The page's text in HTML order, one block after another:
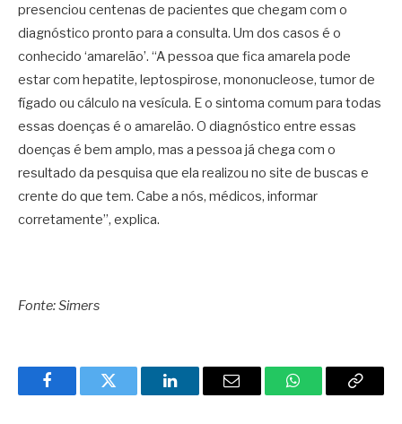
presenciou centenas de pacientes que chegam com o
diagnóstico pronto para a consulta. Um dos casos é o
conhecido ‘amarelão’. “A pessoa que fica amarela pode
estar com hepatite, leptospirose, mononucleose, tumor de
fígado ou cálculo na vesícula. E o sintoma comum para todas
essas doenças é o amarelão. O diagnóstico entre essas
doenças é bem amplo, mas a pessoa já chega com o
resultado da pesquisa que ela realizou no site de buscas e
crente do que tem. Cabe a nós, médicos, informar
corretamente”, explica.
Fonte: Simers
FacebookTwitter LinkedInEmail WhatsAppCopy